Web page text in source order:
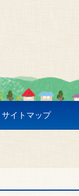
サイトマップ